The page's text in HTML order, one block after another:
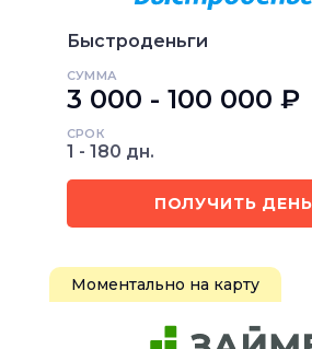
Быстроденьги
СУММА
3 000 - 100 000 ₽
СРОК
1 - 180 дн.
ПОЛУЧИТЬ
Моментально на карту